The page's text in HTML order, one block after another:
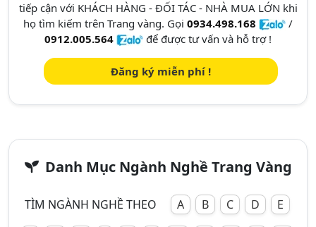
tiếp cận với KHÁCH HÀNG - ĐỐI TÁC - NHÀ MUA LỚN khi
họ tìm kiếm trên Trang vàng. Gọi 0934.498.168
/
0912.005.564
để được tư vấn và hỗ trợ !
Đăng ký miễn phí !
Danh Mục Ngành Nghề Trang Vàng
TÌM NGÀNH NGHỀ THEO A B C D
E